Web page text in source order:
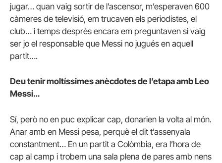
jugar… quan vaig sortir de l’ascensor, m’esperaven 600
càmeres de televisió, em trucaven els periodistes, el
club… i temps després encara em preguntaven si vaig
ser jo el responsable que Messi no jugués en aquell
partit….
Deu tenir moltíssimes anècdotes de l’etapa amb Leo
Messi…
Sí, però no en puc explicar cap, donarien la volta al món.
Anar amb en Messi pesa, perquè el dit t’assenyala
constantment… En un partit a Colòmbia, era l’hora de
cap al camp i trobem una sala plena de pares amb nens